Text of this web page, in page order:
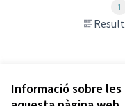
Informació sobre
1
Veure totes les propostes